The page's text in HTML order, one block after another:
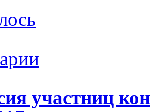
участниц